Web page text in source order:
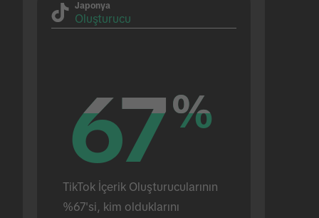
Japonya
Oluşturucu
67%
67%
TikTok İçerik Oluşturucularının
%67'si, kim olduklarını